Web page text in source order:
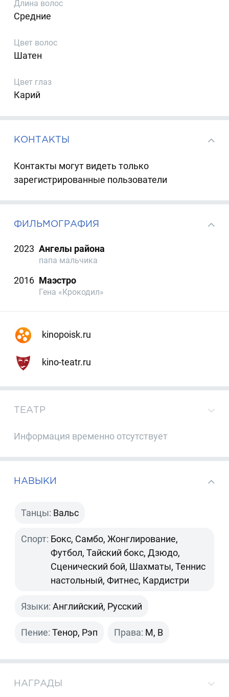
Длина волос
Средние
Цвет волос
Шатен
Цвет глаз
Карий
КОНТАКТЫ
Контакты могут видеть только
зарегистрированные пользователи
ФИЛЬМОГРАФИЯ
2023 Ангелы района
папа мальчика
2016 Маэстро
Гена «Крокодил»
kinopoisk.ru
kino-teatr.ru
ТЕАТР
Информация временно отсутствует
НАВЫКИ
Танцы: Вальс
Спорт: Бокс, Самбо, Жонглирование,
Футбол, Тайский бокс, Дзюдо,
Сценический бой, Шахматы, Теннис
настольный, Фитнес, Кардистри
Языки: Английский, Русский
Пение: Тенор, Рэп Права: M, B
НАГРАДЫ